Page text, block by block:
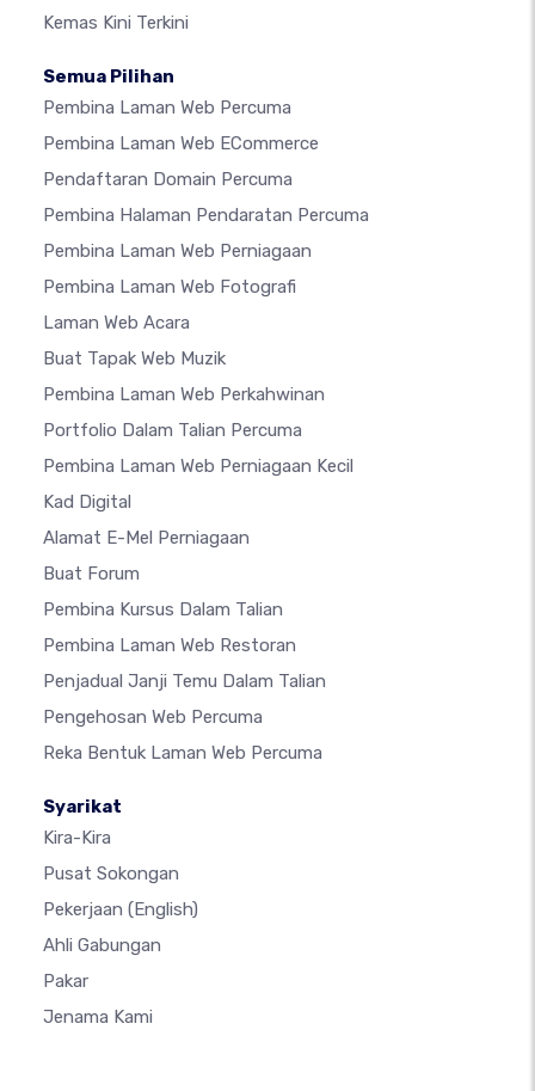
Kemas Kini Terkini
Semua Pilihan
Pembina Laman Web Percuma
Pembina Laman Web ECommerce
Pendaftaran Domain Percuma
Pembina Halaman Pendaratan Percuma
Pembina Laman Web Perniagaan
Pembina Laman Web Fotografi
Laman Web Acara
Buat Tapak Web Muzik
Pembina Laman Web Perkahwinan
Portfolio Dalam Talian Percuma
Pembina Laman Web Perniagaan Kecil
Kad Digital
Alamat E-Mel Perniagaan
Buat Forum
Pembina Kursus Dalam Talian
Pembina Laman Web Restoran
Penjadual Janji Temu Dalam Talian
Pengehosan Web Percuma
Reka Bentuk Laman Web Percuma
Syarikat
Kira-Kira
Pusat Sokongan
Pekerjaan (English)
Ahli Gabungan
Pakar
Jenama Kami